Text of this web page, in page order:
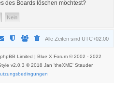
des Boards löschen möchtest?
Alle Zeiten sind UTC+02:00
Limited | Blue X Forum © 2002 - 2022
v2.0.3 © 2018 Jan 'theXME' Stauder